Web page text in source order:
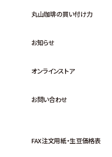
丸山珈琲の買い付け力
お知らせ
オンラインストア
お問い合わせ
FAX注文用紙・生豆価格表